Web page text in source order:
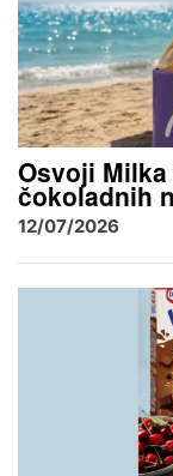
Osvoji
čokoladnih
12/07/2026